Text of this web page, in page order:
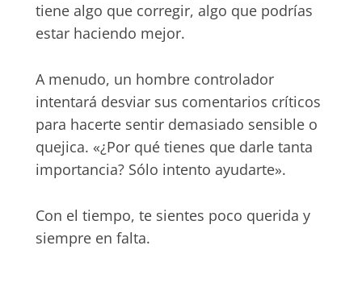
tiene algo que corregir, algo que podrías
estar haciendo mejor.
A menudo, un hombre controlador
intentará desviar sus comentarios críticos
para hacerte sentir demasiado sensible o
quejica. «¿Por qué tienes que darle tanta
importancia? Sólo intento ayudarte».
Con el tiempo, te sientes poco querida y
siempre en falta.